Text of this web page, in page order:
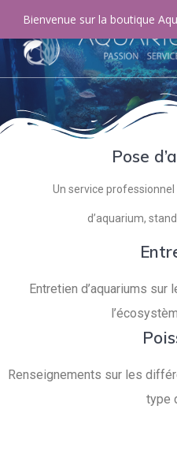
Pose
Un service
d’aquarium,
Entretien d’aquariums sur
Renseignements sur les
type
Bienvenue sur la boutique